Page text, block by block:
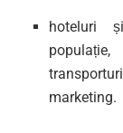
hoteluri
marketing.